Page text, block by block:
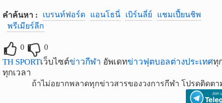
คำค้นหา : เบรนท์ฟอร์ด แอนโธนี่ เบิร์นลี่ย์
แชมเปี้ยนชิพ
พรีเมียร์ลีก
0 0
TH SPORTเว็บไซต์ข่าวกีฬา อัพเดทข่าวฟุตบอลต่างประเทศทุ
ทุกเวลา
ถ้าไม่อยากพลาดทุกข่าวสารของวงการกีฬา โปรดติดตา